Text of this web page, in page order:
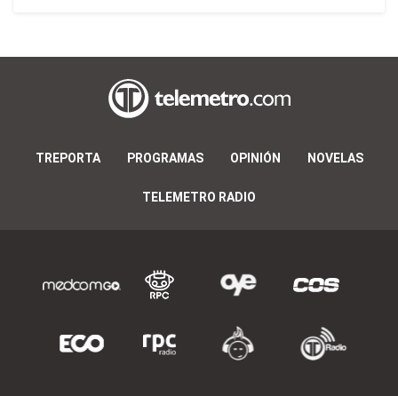
TREPORTA PROGRAMAS OPINIÓN NOVELAS
TELEMETRO RADIO